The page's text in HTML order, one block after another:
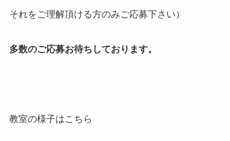
それをご理解頂ける方のみご応募下さい）
多数のご応募お待ちしております。
教室の様子はこちら